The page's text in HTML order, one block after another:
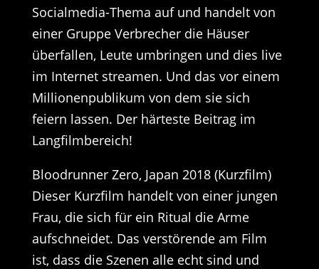
Socialmedia-Thema auf und handelt von
einer Gruppe Verbrecher die Häuser
überfallen, Leute umbringen und dies live
im Internet streamen. Und das vor einem
Millionenpublikum von dem sie sich
feiern lassen. Der härteste Beitrag im
Langfilmbereich!
Bloodrunner Zero, Japan 2018 (Kurzfilm)
Dieser Kurzfilm handelt von einer jungen
Frau, die sich für ein Ritual die Arme
aufschneidet. Das verstörende am Film
ist, dass die Szenen alle echt sind und